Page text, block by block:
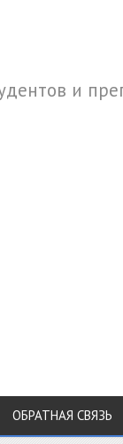
и
ОБРАТНАЯ СВЯЗЬ